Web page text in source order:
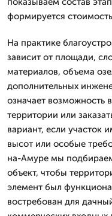
формируется
На практике
зависит от площади,
материалов, объема
дополнительных
означает возможность
территории или
вариант, если участок
высот или особые
на-Амуре мы
объект, чтобы
элемент был
востребован для